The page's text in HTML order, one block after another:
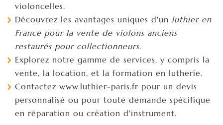
violoncelles.
Découvrez les avantages uniques d'un luthier en
France pour la vente de violons anciens
restaurés pour collectionneurs.
Explorez notre gamme de services, y compris la
vente, la location, et la formation en lutherie.
Contactez www.luthier-paris.fr pour un devis
personnalisé ou pour toute demande spécifique
en réparation ou création d'instrument.